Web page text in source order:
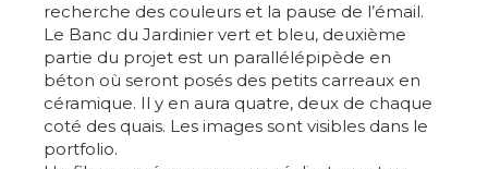
Nom
Prénom
Adresse email*
recherche des couleurs et la pause de l’émail.
Le Banc du Jardinier vert et bleu, deuxième
partie du projet est un parallélépipède en
béton où seront posés des petits carreaux en
céramique. Il y en aura quatre, deux de chaque
coté des quais. Les images sont visibles dans le
portfolio.